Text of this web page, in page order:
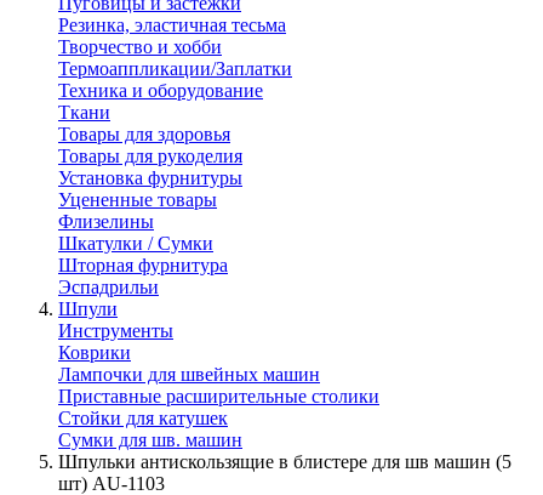
Резинка, эластичная тесьма
Творчество и хобби
Термоаппликации/Заплатки
Техника и оборудование
Ткани
Товары для здоровья
Товары для рукоделия
Установка фурнитуры
Уцененные товары
Флизелины
Шкатулки / Сумки
Шторная фурнитура
Эспадрильи
Шпули
Инструменты
Коврики
Лампочки для швейных машин
Приставные расширительные столики
Стойки для катушек
Сумки для шв. машин
Шпульки антискользящие в блистере для шв машин (5
шт) AU-1103